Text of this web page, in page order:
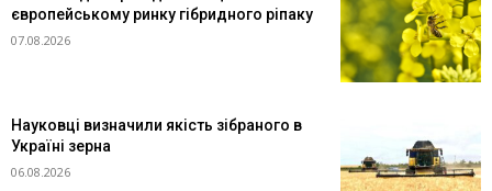
європейському ринку гібридного ріпаку
07.08.2026
Науковці визначили якість зібраного в
Україні зерна
06.08.2026